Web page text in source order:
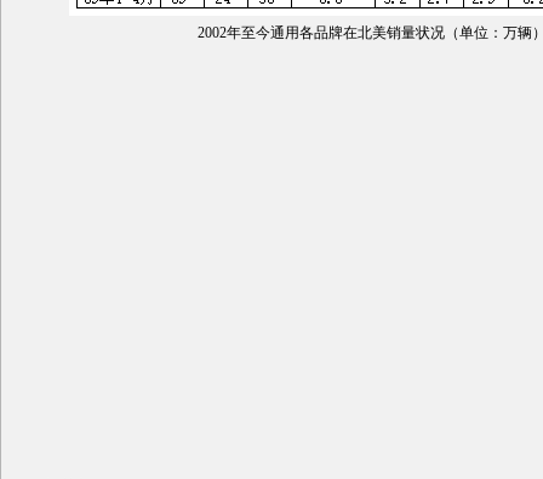
2002年至今通用各品牌在北美销量状况（单位：万辆